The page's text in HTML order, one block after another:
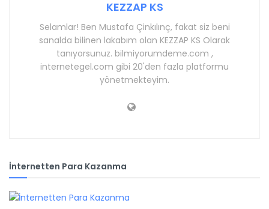
KEZZAP KS
Selamlar! Ben Mustafa Çinkılınç, fakat siz beni
sanalda bilinen lakabım olan KEZZAP KS Olarak
tanıyorsunuz. bilmiyorumdeme.com ,
internetegel.com gibi 20'den fazla platformu
yönetmekteyim.
İnternetten Para Kazanma